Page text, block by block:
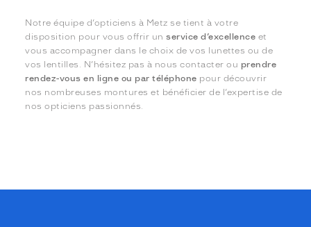
Notre équipe d’opticiens à Metz se tient à votre
disposition pour vous offrir unservice d’excellence et
vous accompagner dans le choix de vos lunettes ou de
vos lentilles. N’hésitez pas à nous contacter ou prendre
rendez-vous en ligne ou par téléphone pour découvrir
nos nombreuses montures et bénéficier de l’expertise de
nos opticiens passionnés.